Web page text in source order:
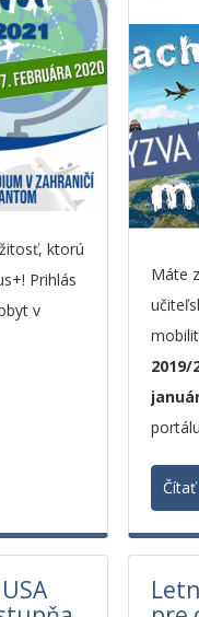
ktorú
Prihlás
v
Máte
2019/